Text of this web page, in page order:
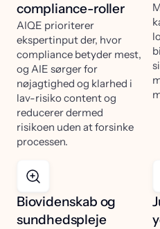
compliance-roller
AIQE prioriterer
ekspertinput der, hvor
compliance betyder mest,
og AIE sørger for
nøjagtighed og klarhed i
lav-risiko content og
reducerer dermed
risikoen uden at forsinke
processen.
Biovidenskab og
sundhedspleje